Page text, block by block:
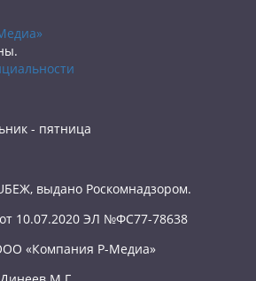
- пятница
выдано Роскомнадзором.
10.07.2020 ЭЛ №ФС77-78638
«Компания Р-Медиа»